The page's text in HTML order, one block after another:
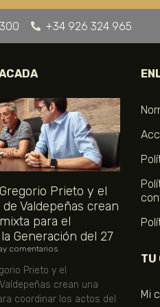
+34 926 324 965
Prieto y el
Valdepeñas crean
para el
Generación del 27
comentarios
Prieto y el
crean una
coordinar los actos del
TU
Mi